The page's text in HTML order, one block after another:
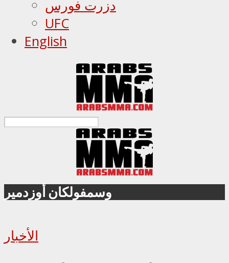
دزرت فورس
UFC
English
وسمفولكان أوزدمير
الأخبار